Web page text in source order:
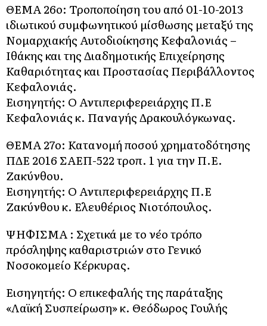
ΘΕΜΑ 26o: Τροποποίηση του από 01-10-2013
ιδιωτικού συμφωνητικού μίσθωσης μεταξύ της
Νομαρχιακής Αυτοδιοίκησης Κεφαλονιάς –
Ιθάκης και της Διαδημοτικής Επιχείρησης
Καθαριότητας και Προστασίας Περιβάλλοντος
Κεφαλονιάς.
Εισηγητής: Ο Αντιπεριφερειάρχης Π.Ε
Κεφαλονιάς κ. Παναγής Δρακουλόγκωνας.
ΘΕΜΑ 27o: Κατανομή ποσού χρηματοδότησης
ΠΔΕ 2016 ΣΑΕΠ-522 τροπ. 1 για την Π.Ε.
Ζακύνθου.
Εισηγητής: Ο Αντιπεριφερειάρχης Π.Ε
Ζακύνθου κ. Ελευθέριος Νιοτόπουλος.
ΨΗΦΙΣΜΑ : Σχετικά με το νέο τρόπο
πρόσληψης καθαριστριών στο Γενικό
Νοσοκομείο Κέρκυρας.
Εισηγητής: Ο επικεφαλής της παράταξης
«Λαϊκή Συσπείρωση» κ. Θεόδωρος Γουλής